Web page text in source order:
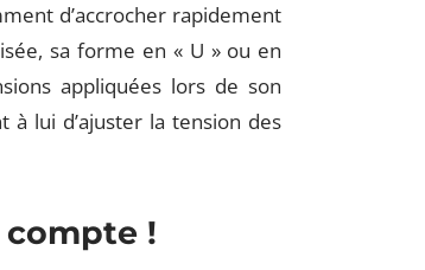
d’accrocher rapidement
sa forme en « U » ou en
appliquées lors de son
à lui d’ajuster la tension des
compte !